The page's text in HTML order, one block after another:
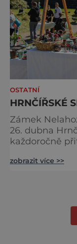
OSTATNÍ
HRNČÍŘSKÉ
Zámek
26. dubna
každoročně
Středočeském
zábavný
bude také v
zobrazit více >>